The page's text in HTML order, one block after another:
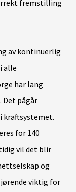
fremstilling
av kontinuerlig
alle
har lang
Det pågår
kraftsystemet.
for 140
vil det blir
og
viktig for